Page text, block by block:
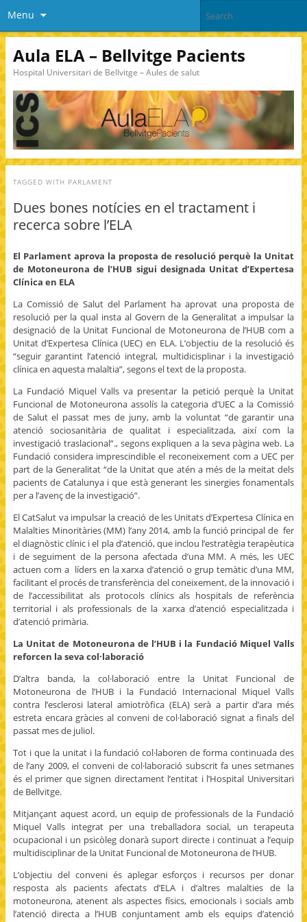
Menu
Aula ELA – Bellvitge Pacients
Hospital Universitari de Bellvitge – Aules de salut
TAGGED WITH PARLAMENT
Dues bones notícies en el tractament i
recerca sobre l’ELA
El Parlament aprova la proposta de resolució perquè la Unitat
de Motoneurona de l’HUB sigui designada Unitat d’Expertesa
Clínica en ELA
La Comissió de Salut del Parlament ha aprovat una proposta de
resolució per la qual insta al Govern de la Generalitat a impulsar la
designació de la Unitat Funcional de Motoneurona de l’HUB com a
Unitat d’Expertesa Clínica (UEC) en ELA. L’objectiu de la resolució és
“seguir garantint l’atenció integral, multidicisplinar i la investigació
clínica en aquesta malaltia”, segons el text de la proposta.
La Fundació Miquel Valls va presentar la petició perquè la Unitat
Funcional de Motoneurona assolís la categoria d’UEC a la Comissió
de Salut el passat mes de juny, amb la voluntat “de garantir una
atenció sociosanitària de qualitat i especialitzada, així com la
investigació traslacional”., segons expliquen a la seva pàgina web. La
Fundació considera imprescindible el reconeixement com a UEC per
part de la Generalitat “de la Unitat que atén a més de la meitat dels
pacients de Catalunya i que està generant les sinergies fonamentals
per a l’avenç de la investigació”.
El CatSalut va impulsar la creació de les Unitats d’Expertesa Clínica en
Malalties Minoritàries (MM) l’any 2014, amb la funció principal de fer
el diagnòstic clínic i el pla d’atenció, que inclou l’estratègia terapèutica
i de seguiment de la persona afectada d’una MM. A més, les UEC
actuen com a líders en la xarxa d’atenció o grup temàtic d’una MM,
facilitant el procés de transferència del coneixement, de la innovació i
de l’accessibilitat als protocols clínics als hospitals de referència
territorial i als professionals de la xarxa d’atenció especialitzada i
d’atenció primària.
La Unitat de Motoneurona de l’HUB i la Fundació Miquel Valls
reforcen la seva col·laboració
D’altra banda, la col·laboració entre la Unitat Funcional de
Motoneurona de l’HUB i la Fundació Internacional Miquel Valls
contra l’esclerosi lateral amiotròfica (ELA) serà a partir d’ara més
estreta encara gràcies al conveni de col·laboració signat a finals del
passat mes de juliol.
Tot i que la unitat i la fundació col·laboren de forma continuada des
de l’any 2009, el conveni de col·laboració subscrit fa unes setmanes
és el primer que signen directament l’entitat i l’Hospital Universitari
de Bellvitge.
Mitjançant aquest acord, un equip de professionals de la Fundació
Miquel Valls integrat per una treballadora social, un terapeuta
ocupacional i un psicòleg donarà suport directe i continuat a l’equip
multidisciplinar de la Unitat Funcional de Motoneurona de l’HUB.
L’objectiu del conveni és aplegar esforços i recursos per donar
resposta als pacients afectats d’ELA i d’altres malalties de la
motoneurona, atenent als aspectes físics, emocionals i socials amb
l’atenció directa a l’HUB conjuntament amb els equips d’atenció